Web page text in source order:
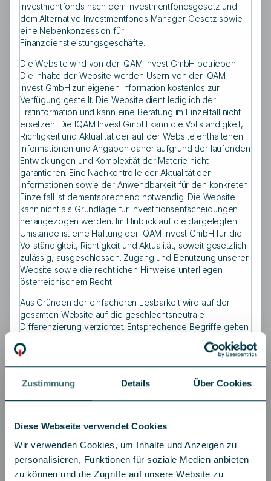
Zustimmung Details Über Cookies
Diese Webseite verwendet Cookies
Wir verwenden Cookies, um Inhalte und Anzeigen zu
personalisieren, Funktionen für soziale Medien anbieten
zu können und die Zugriffe auf unsere Website zu
Kombination aus Short-Put- und Long-Put-
Optionen
nachhaltige Anleihen guter Bonität wie beispielsweise
(Quasi-) Staatsanleihen oder Pfandbriefe aus der
Eurozone (alle mindestens Investmentgrade) das
Basisportfolio. Durch den systematischen Verkauf von
Put-Optionen auf Aktienindizes soll ein kontinuierlicher
Zusatzertrag erwirtschaftet werden – ähnlich wie bei
einem Portfolio aus Aktienanleihen. Als Schutz vor
großen Markteinbrüchen werden zusätzlich aber auch
Put-Optionen mit einem geringeren Ausübungspreis
gekauft, die Verluste im Ernstfall eingrenzen sollen.
Interessante Strategiekomponenten für
Investoren
„Die Verwendung von nachhaltigen europäischen
Aktienindizes (als Basiswerte) erhöht die Liquidität und
reduziert die Handelskosten“, freut sich Dr. Thomas
Steinberger, CIO und Geschäftsführer von IQAM Invest
über die erste gemeinsame Auflage des Quant-Produkts.
Die Auswahl und Gewichtung des Basiswerts bestimmen
sich aus der Attraktivität und dem
Diversifikationspotenzial in der Portfoliokonstruktion.
Anleihen hoher Liquidität sowie Bonität als
Marktliquidität auch in Krisenphasen und ein möglichst
geringer Risikobeitrag zum Gesamtportfolio runden die
Strategie ab. Die Laufzeit der Optionen liegt im mittleren
unterjährigen Band – sie müssen aber nicht bis zum
Investmentfonds nach dem Investmentfondsgesetz und
dem Alternative Investmentfonds Manager-Gesetz sowie
eine Nebenkonzession für
Finanzdienstleistungsgeschäfte.
Die Website wird von der IQAM Invest GmbH betrieben.
Die Inhalte der Website werden Usern von der IQAM
Invest GmbH zur eigenen Information kostenlos zur
Verfügung gestellt. Die Website dient lediglich der
Erstinformation und kann eine Beratung im Einzelfall nicht
ersetzen. Die IQAM Invest GmbH kann die Vollständigkeit,
Richtigkeit und Aktualität der auf der Website enthaltenen
Informationen und Angaben daher aufgrund der laufenden
Entwicklungen und Komplexität der Materie nicht
garantieren. Eine Nachkontrolle der Aktualität der
Informationen sowie der Anwendbarkeit für den konkreten
Einzelfall ist dementsprechend notwendig. Die Website
kann nicht als Grundlage für Investitionsentscheidungen
herangezogen werden. Im Hinblick auf die dargelegten
Umstände ist eine Haftung der IQAM Invest GmbH für die
Vollständigkeit, Richtigkeit und Aktualität, soweit gesetzlich
zulässig, ausgeschlossen. Zugang und Benutzung unserer
Website sowie die rechtlichen Hinweise unterliegen
österreichischem Recht.
Aus Gründen der einfacheren Lesbarkeit wird auf der
gesamten Website auf die geschlechtsneutrale
Differenzierung verzichtet. Entsprechende Begriffe gelten
Geschlechter.
Datenschutz.